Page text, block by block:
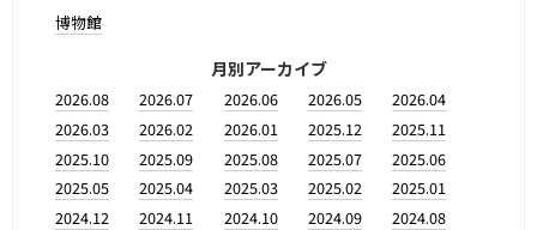
博物館
月別アーカイブ
2026.08 2026.07 2026.06 2026.05
2026.04
2026.03
2026.02 2026.01 2025.12
2025.11
2025.10
2025.09 2025.08 2025.07
2025.06
2025.05
2025.04 2025.03 2025.02
2025.01
2024.12
2024.11 2024.10 2024.09
2024.08